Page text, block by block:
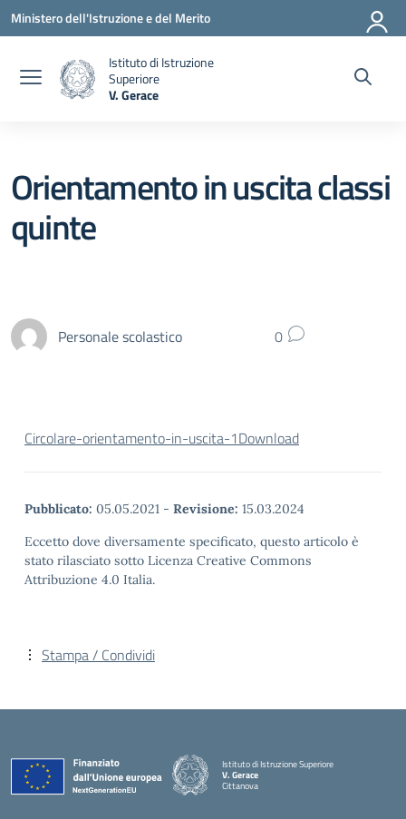
Vai ai contenuti
Vai al menu di navigazione
Vai al footer
Ministero dell'Istruzione e del Merito
Istituto di Istruzione
Superiore
V. Gerace
Orientamento in uscita classi
quinte
Personale scolastico 0
Circolare-orientamento-in-uscita-1Download
Pubblicato: 05.05.2021 - Revisione: 15.03.2024
Eccetto dove diversamente specificato, questo articolo è
stato rilasciato sotto Licenza Creative Commons
Attribuzione 4.0 Italia.
Stampa / Condividi
Istituto di Istruzione Superiore
V. Gerace
Cittanova